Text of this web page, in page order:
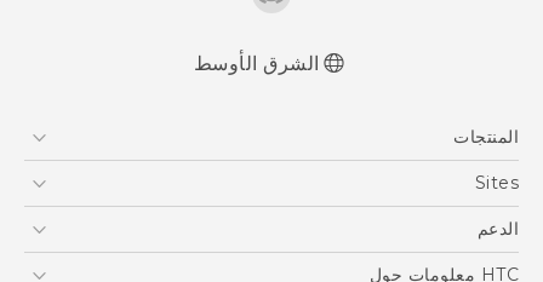
الشرق الأوسط
المنتجات
5G
EXODUS
Sites
HTC Dev
الدعم
الدعم
HTC معلومات حول